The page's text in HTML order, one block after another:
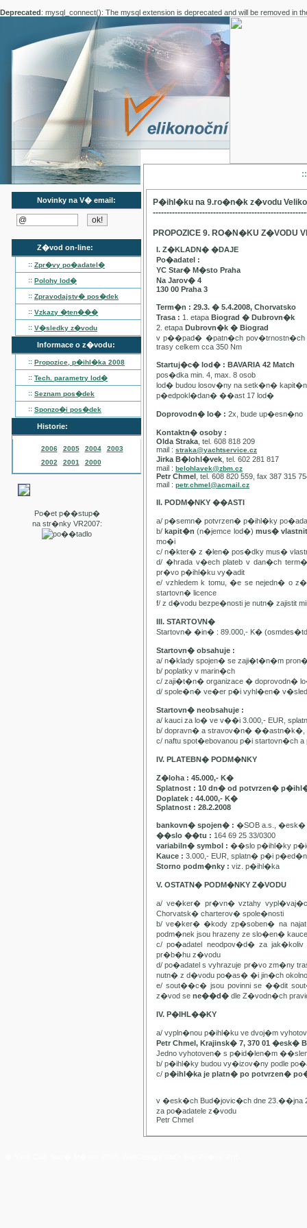
Deprecated: mysql_connect(): The mysql extension is deprecated and will be removed in
Novinky na V� email:
Z�vod on-line:
:: Zpr�vy po�adatel�
:: Polohy lod�
:: Zpravodajstv� pos�dek
:: Vzkazy �ten���
:: V�sledky z�vodu
Informace o z�vodu:
:: Propozice, p�ihl�ka 2008
:: Tech. parametry lod�
:: Seznam pos�dek
:: Sponzo�i pos�dek
Historie:
2006 2005 2004
2003
2002
2001 2000
Po�et p��stup�
na str�nky VR2007:
P�ihl�ku na 9.ro�n�k z�vodu
PROPOZICE 9. RO�N�KU Z�VODU
I. Z�KLADN� �DAJE
Po�adatel :
YC Star� M�sto Praha
Na Jarov� 4
130 00 Praha 3
Term�n : 29.3. � 5.4.2008, Chorvatsko
Trasa : 1. etapa Biograd � Dubrovn�k
2. etapa Dubrovn�k � Biograd
v p��pad� �patn�ch pov�trnostn�ch
trasy celkem cca 350 Nm
Startuj�c� lod� : BAVARIA 42 Match
pos�dka min. 4, max. 8 osob
lod� budou losov�ny na setk�n�
p�edpokl�dan� ��ast 17 lod�
Doprovodn� lo� : 2x, bude up�esn�no
Kontaktn� osoby :
Olda Straka , tel. 608 818 209
mail : straka@yachtservice.cz
Jirka B�lohl�vek , tel. 602 281 817
mail : belohlavek@zbm.cz
Petr Chmel , tel. 608 820 559, fax 387 315
mail : petr.chmel@acmail.cz
II. PODM�NKY ��ASTI
a/ p�semn� potvrzen� p�ihl�ky
b/kapit�n(n�jemce lod�) mus�
mo�i
c/ n�kter� z �len� pos�dky mus�
d/ �hrada v�ech plateb v dan�ch
pr�vo p�ihl�ku vy�adit
e/ vzhledem k tomu, �e se nejedn� o
startovn� licence
f/ z d�vodu bezpe�nosti je nutn� zajistit
III. STARTOVN�
Startovn� �in� : 89.000,- K�
Startovn� obsahuje :
a/ n�klady spojen� se zaji�t�n�m
b/ poplatky v marin�ch
c/ zaji�t�n� organizace � doprovodn�
d/ spole�n� ve�er p�i vyhl�en�
Startovn� neobsahuje :
a/ kauci za lo� ve v��i 3.000,- EUR,
b/ dopravn� a stravov�n� ��astn�k�,
c/ naftu spot�ebovanou p�i startovn�ch
IV. PLATEBN� PODM�NKY
Z�loha : 45.000,- K�
Splatnost : 10 dn� od potvrzen�
Doplatek : 44.000,- K�
Splatnost : 28.2.2008
bankovn� spojen� : �SOB a.s., �esk�
��slo ��tu : 164 69 25 33/0300
variabiln� symbol : ��slo p�ihl�ky
Kauce : 3.000,- EUR, splatn� p�i
Storno podm�nky : viz. p�ihl�ka
V. OSTATN� PODM�NKY Z�VODU
a/ ve�ker� pr�vn� vztahy
Chorvatsk� charterov� spole�nosti
b/ ve�ker� �kody zp�soben� na
podm�nek jsou hrazeny ze slo�en� kauce
c/ po�adatel neodpov�d� za
pr�b�hu z�vodu
d/ po�adatel s vyhrazuje pr�vo zm�ny
nutn� z d�vodu po�as� �i jin�ch
e/ sout��c� jsou povinni se ��dit
z�vod se ne��d� dle Z�vodn�ch
IV. P�IHL��KY
a/ vypln�nou p�ihl�ku ve dvoj�m
Petr Chmel, Krajinsk� 7, 370 01 �esk�
Jedno vyhotoven� s p�id�len�m
b/ p�ihl�ky budou vy�izov�ny podle
c/ p�ihl�ka je platn� po potvrzen�
v �esk�ch Bud�jovic�ch dne 23.��jna
za po�adatele z�vodu
Petr Chmel